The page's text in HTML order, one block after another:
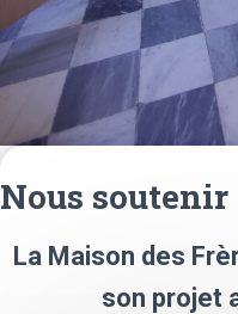
Nous soutenir
La Maison des
son projet